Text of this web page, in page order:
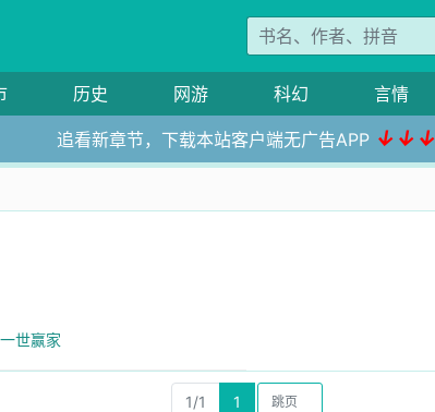
历史 网游 科幻 言情
追看新章节，下载本站客户端无广告APP ↓↓↓
世赢家
1/1 1